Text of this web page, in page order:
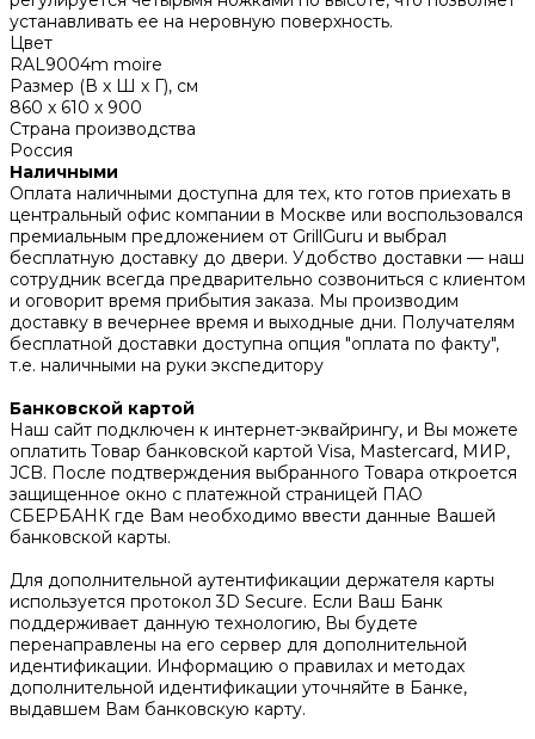
устанавливать ее на неровную поверхность.
Цвет
RAL9004m moire
Размер (В х Ш х Г), см
860 x 610 x 900
Страна производства
Россия
Наличными
Оплата наличными доступна для тех, кто готов приехать в
центральный офис компании в Москве или воспользовался
премиальным предложением от GrillGuru и выбрал
бесплатную доставку до двери. Удобство доставки — наш
сотрудник всегда предварительно созвониться с клиентом
и оговорит время прибытия заказа. Мы производим
доставку в вечернее время и выходные дни. Получателям
бесплатной доставки доступна опция "оплата по факту",
т.е. наличными на руки экспедитору
Банковской картой
Наш сайт подключен к интернет-эквайрингу, и Вы можете
оплатить Товар банковской картой Visa, Mastercard, МИР,
JCB. После подтверждения выбранного Товара откроется
защищенное окно с платежной страницей ПАО
СБЕРБАНК где Вам необходимо ввести данные Вашей
банковской карты.
Для дополнительной аутентификации держателя карты
используется протокол 3D Secure. Если Ваш Банк
поддерживает данную технологию, Вы будете
перенаправлены на его сервер для дополнительной
идентификации. Информацию о правилах и методах
дополнительной идентификации уточняйте в Банке,
выдавшем Вам банковскую карту.